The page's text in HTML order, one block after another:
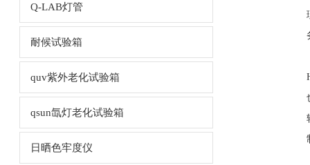
Q-LAB灯管
耐候试验箱
quv紫外老化试验箱
qsun氙灯老化试验箱
日晒色牢度仪